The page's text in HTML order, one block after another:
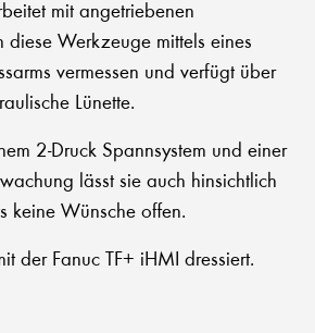
mit angetriebenen
diese Werkzeuge mittels eines
vermessen und verfügt über
Lünette.
2-Druck Spannsystem und einer
lässt sie auch hinsichtlich
keine Wünsche offen.
der Fanuc TF+ iHMI dressiert.